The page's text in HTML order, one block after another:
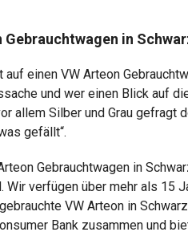
Gebrauchtwagen in
auf einen VW Arteon
und wer einen Blick auf
allem Silber und Grau gefragt
gefällt“.
Gebrauchtwagen in
Wir verfügen über mehr als 15
VW Arteon in
Bank zusammen und